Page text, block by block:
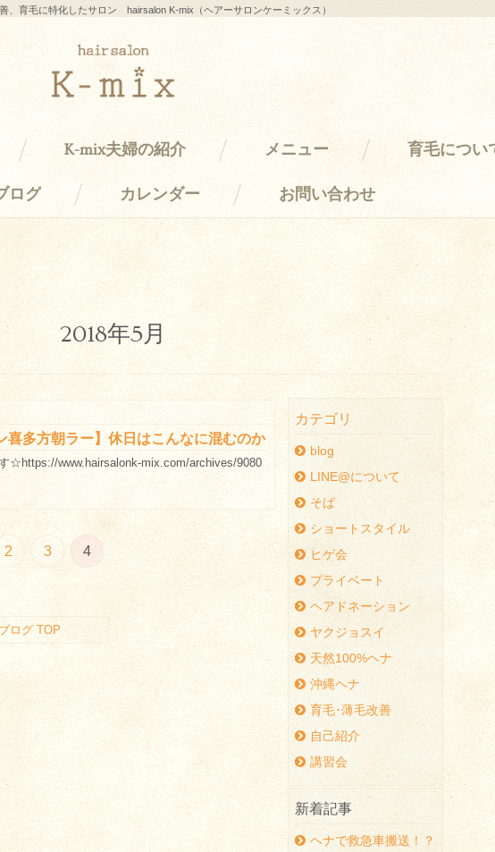
、育毛に特化したサロン hairsalon K-mix（ヘアーサロンケーミックス）
K-mix夫婦の紹介 メニュー 育毛につい
ログ カレンダー お問い合わせ
2018年5月
喜多方朝ラー】休日はこんなに混むのか
☆https://www.hairsalonk-mix.com/archives/9080
2 3 4
ブログ TOP
カテゴリ
blog
LINE@について
そば
ショートスタイル
ヒゲ会
プライベート
ヘアドネーション
ヤクジョスイ
天然100%ヘナ
沖縄ヘナ
育毛･薄毛改善
自己紹介
講習会
新着記事
ヘナで救急車搬送！？